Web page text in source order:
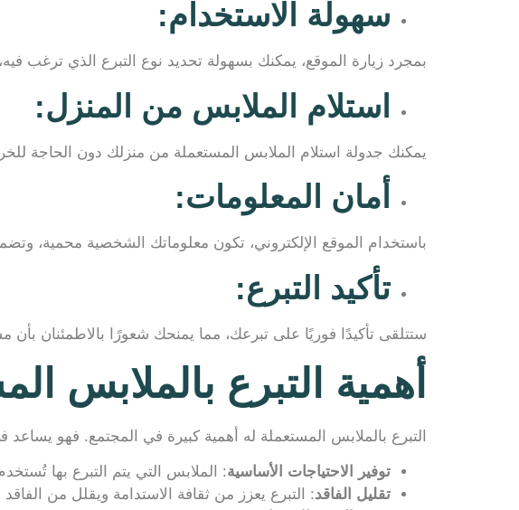
سهولة الاستخدام:
بمجرد زيارة الموقع، يمكنك بسهولة تحديد نوع التبرع الذي ترغب
استلام الملابس من المنزل:
يمكنك جدولة استلام الملابس المستعملة من منزلك دون الحاجة
أمان المعلومات:
باستخدام الموقع الإلكتروني، تكون معلوماتك الشخصية محمية،
تأكيد التبرع:
ستتلقى تأكيدًا فوريًا على تبرعك، مما يمنحك شعورًا بالاطمئنان بأن
أهمية التبرع بالملابس
التبرع بالملابس المستعملة له أهمية كبيرة في المجتمع. فهو يساعد
توفير الاحتياجات الأساسية: الملابس التي يتم التبرع بها
تقليل الفاقد: التبرع يعزز من ثقافة الاستدامة ويقلل من